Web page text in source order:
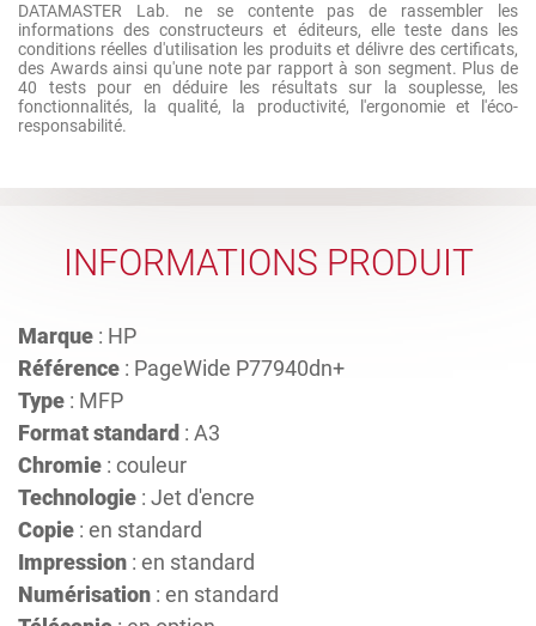
DATAMASTER Lab. ne se contente pas de rassembler les
informations des constructeurs et éditeurs, elle teste dans les
conditions réelles d'utilisation les produits et délivre des certificats,
des Awards ainsi qu'une note par rapport à son segment. Plus de
40 tests pour en déduire les résultats sur la souplesse, les
fonctionnalités, la qualité, la productivité, l'ergonomie et l'éco-
responsabilité.
INFORMATIONS PRODUIT
Marque : HP
Référence : PageWide P77940dn+
Type : MFP
Format standard : A3
Chromie : couleur
Technologie : Jet d'encre
Copie : en standard
Impression : en standard
Numérisation : en standard